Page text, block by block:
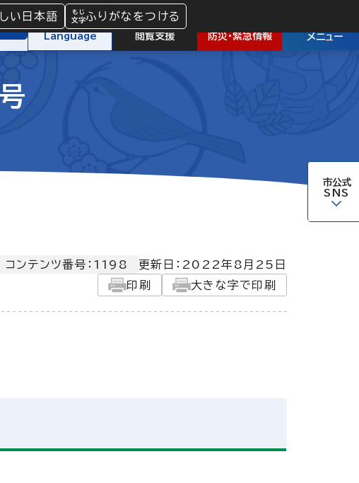
い日本語 ふりがなをつける
Language 閲覧支援 防災・緊急情報 メニュー
市公式
SNS
コンテンツ番号：1198 更新日： 2022年8月25日
印刷
大きな字で印刷